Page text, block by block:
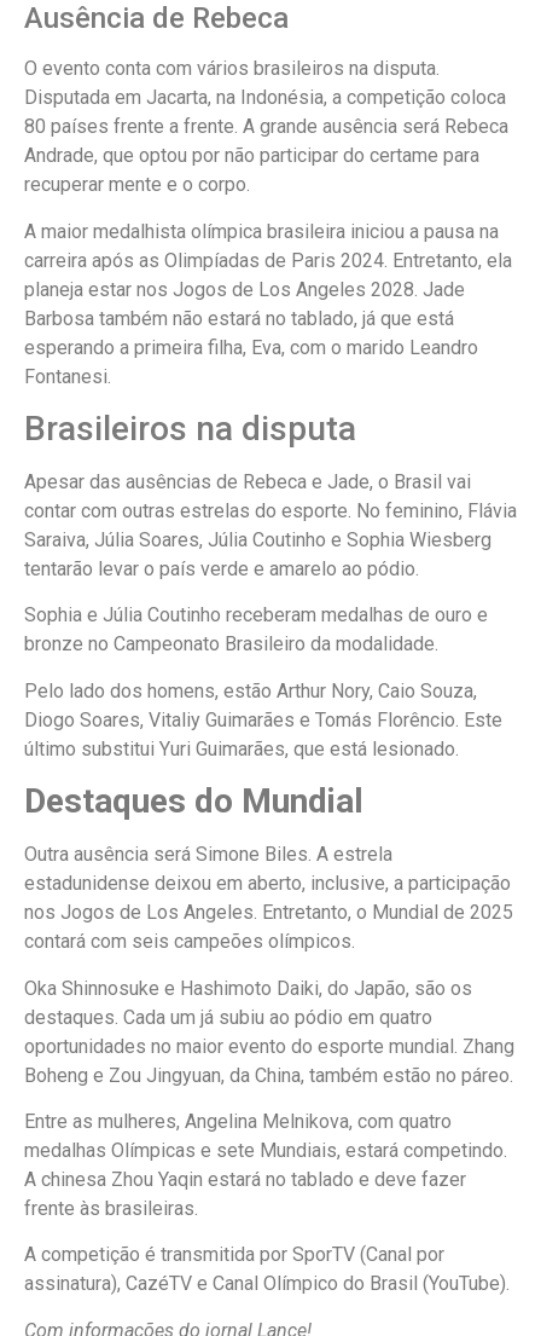
Ausência de Rebeca
O evento conta com vários brasileiros na disputa.
Disputada em Jacarta, na Indonésia, a competição coloca
80 países frente a frente. A grande ausência será Rebeca
Andrade, que optou por não participar do certame para
recuperar mente e o corpo.
A maior medalhista olímpica brasileira iniciou a pausa na
carreira após as Olimpíadas de Paris 2024. Entretanto, ela
planeja estar nos Jogos de Los Angeles 2028. Jade
Barbosa também não estará no tablado, já que está
esperando a primeira filha, Eva, com o marido Leandro
Fontanesi.
Brasileiros na disputa
Apesar das ausências de Rebeca e Jade, o Brasil vai
contar com outras estrelas do esporte. No feminino, Flávia
Saraiva, Júlia Soares, Júlia Coutinho e Sophia Wiesberg
tentarão levar o país verde e amarelo ao pódio.
Sophia e Júlia Coutinho receberam medalhas de ouro e
bronze no Campeonato Brasileiro da modalidade.
Pelo lado dos homens, estão Arthur Nory, Caio Souza,
Diogo Soares, Vitaliy Guimarães e Tomás Florêncio. Este
último substitui Yuri Guimarães, que está lesionado.
Destaques do Mundial
Outra ausência será Simone Biles. A estrela
estadunidense deixou em aberto, inclusive, a participação
nos Jogos de Los Angeles. Entretanto, o Mundial de 2025
contará com seis campeões olímpicos.
Oka Shinnosuke e Hashimoto Daiki, do Japão, são os
destaques. Cada um já subiu ao pódio em quatro
oportunidades no maior evento do esporte mundial. Zhang
Boheng e Zou Jingyuan, da China, também estão no páreo.
Entre as mulheres, Angelina Melnikova, com quatro
medalhas Olímpicas e sete Mundiais, estará competindo.
A chinesa Zhou Yaqin estará no tablado e deve fazer
frente às brasileiras.
A competição é transmitida por SporTV (Canal por
assinatura), CazéTV e Canal Olímpico do Brasil (YouTube).
Com informações do jornal Lance!